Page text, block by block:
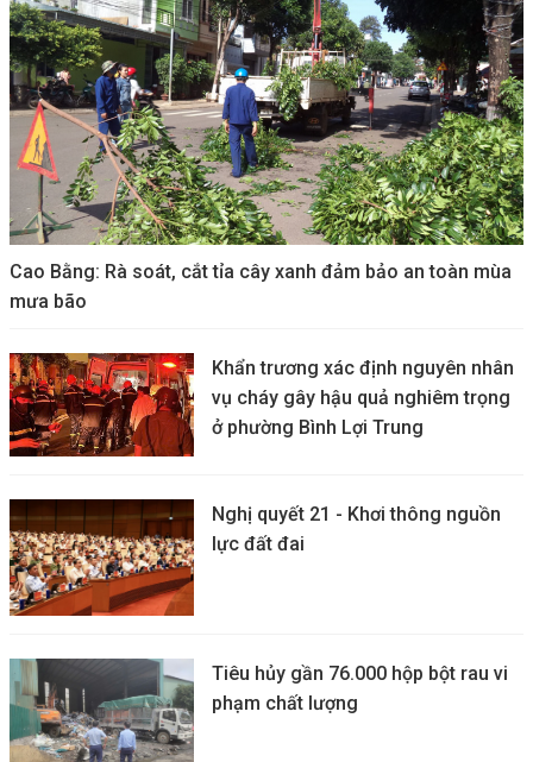
Cao Bằng: Rà soát, cắt tỉa cây xanh đảm bảo an toàn mùa
mưa bão
Khẩn trương xác định nguyên nhân
vụ cháy gây hậu quả nghiêm trọng
ở phường Bình Lợi Trung
Nghị quyết 21 - Khơi thông nguồn
lực đất đai
Tiêu hủy gần 76.000 hộp bột rau vi
phạm chất lượng